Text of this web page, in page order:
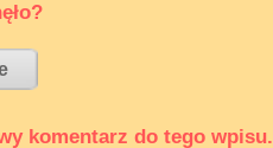
komentarz do tego wpisu.